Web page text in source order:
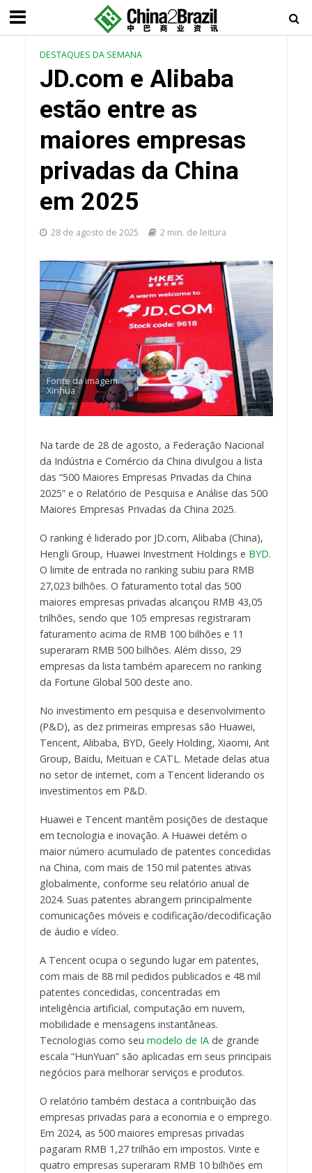
DESTAQUES DA SEMANA
JD.com e Alibaba
estão entre as
maiores empresas
privadas da China
em 2025
28 de agosto de 2025 2 min. de leitura
Fonte da imagem:
Xinhua
Na tarde de 28 de agosto, a Federação Nacional
da Indústria e Comércio da China divulgou a lista
das “500 Maiores Empresas Privadas da China
2025” e o Relatório de Pesquisa e Análise das 500
Maiores Empresas Privadas da China 2025.
O ranking é liderado por JD.com, Alibaba (China),
Hengli Group, Huawei Investment Holdings e BYD.
O limite de entrada no ranking subiu para RMB
27,023 bilhões. O faturamento total das 500
maiores empresas privadas alcançou RMB 43,05
trilhões, sendo que 105 empresas registraram
faturamento acima de RMB 100 bilhões e 11
superaram RMB 500 bilhões. Além disso, 29
empresas da lista também aparecem no ranking
da Fortune Global 500 deste ano.
No investimento em pesquisa e desenvolvimento
(P&D), as dez primeiras empresas são Huawei,
Tencent, Alibaba, BYD, Geely Holding, Xiaomi, Ant
Group, Baidu, Meituan e CATL. Metade delas atua
no setor de internet, com a Tencent liderando os
investimentos em P&D.
Huawei e Tencent mantêm posições de destaque
em tecnologia e inovação. A Huawei detém o
maior número acumulado de patentes concedidas
na China, com mais de 150 mil patentes ativas
globalmente, conforme seu relatório anual de
2024. Suas patentes abrangem principalmente
comunicações móveis e codificação/decodificação
de áudio e vídeo.
A Tencent ocupa o segundo lugar em patentes,
com mais de 88 mil pedidos publicados e 48 mil
patentes concedidas, concentradas em
inteligência artificial, computação em nuvem,
mobilidade e mensagens instantâneas.
Tecnologias como seu modelo de IAde grande
escala “HunYuan” são aplicadas em seus principais
negócios para melhorar serviços e produtos.
O relatório também destaca a contribuição das
empresas privadas para a economia e o emprego.
Em 2024, as 500 maiores empresas privadas
pagaram RMB 1,27 trilhão em impostos. Vinte e
quatro empresas superaram RMB 10 bilhões em